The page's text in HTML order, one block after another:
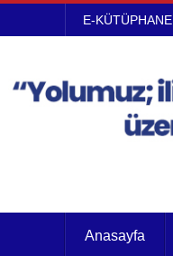
E-KÜTÜPHANE
Anasayfa